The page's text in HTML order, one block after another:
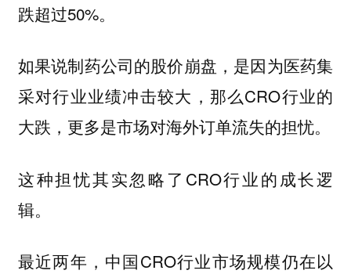
跌超过50%。
如果说制药公司的股价崩盘，是因为医药集
采对行业业绩冲击较大，那么CRO行业的
大跌，更多是市场对海外订单流失的担忧。
这种担忧其实忽略了CRO行业的成长逻
辑。
最近两年，中国CRO行业市场规模仍在以